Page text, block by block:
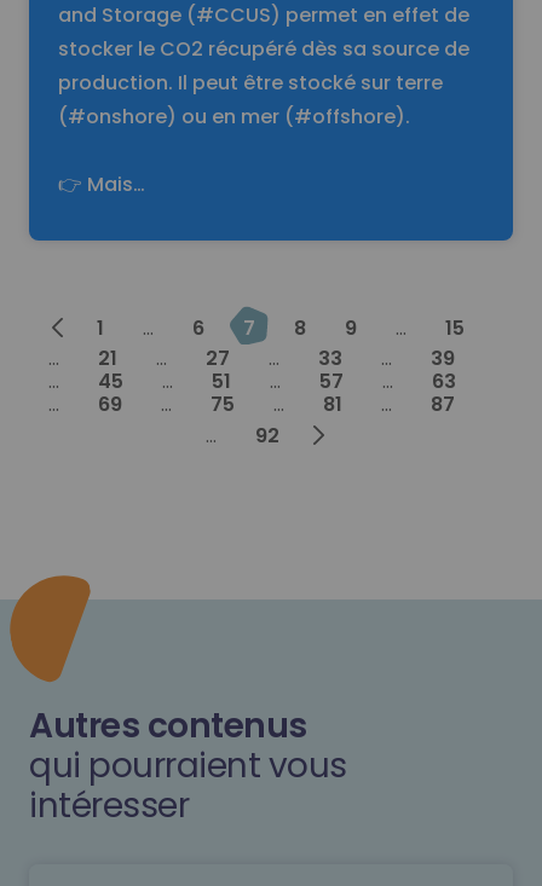
and Storage (#CCUS) permet en effet de
stocker le CO2 récupéré dès sa source de
production. Il peut être stocké sur terre
(#onshore) ou en mer (#offshore).
👉 Mais…
Prev 1 ... 6 7 8 9 ...
15
...
21 ... 27 ... 33 ...
39
...
45 ... 51 ... 57 ...
63
...
69 ... 75 ... 81 ...
87
...
92 Next
Autres contenus
qui pourraient vous
intéresser